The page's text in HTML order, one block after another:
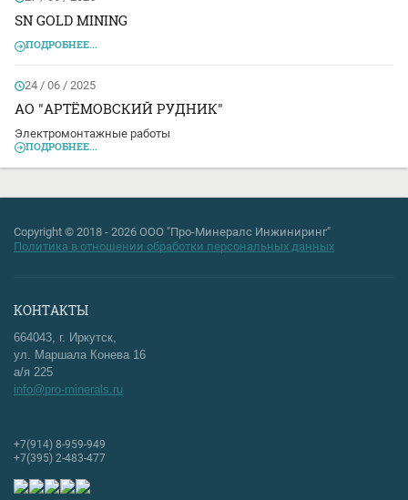
SN GOLD MINING
ПОДРОБНЕЕ...
24 / 06 / 2025
АО "АРТЁМОВСКИЙ РУДНИК"
Электромонтажные работы
ПОДРОБНЕЕ...
Copyright © 2018 - 2026 ООО "Про-Минералс Инжиниринг"
Политика в отношении обработки персональных данных
КОНТАКТЫ
664043, г. Иркутск,
ул. Маршала Конева 16
а/я 225
info@pro-minerals.ru
+7(914) 8-959-949
+7(395) 2-483-477